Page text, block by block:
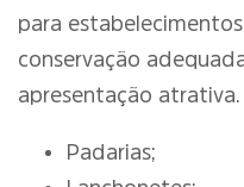
para
conservação
apresentação
Padarias;